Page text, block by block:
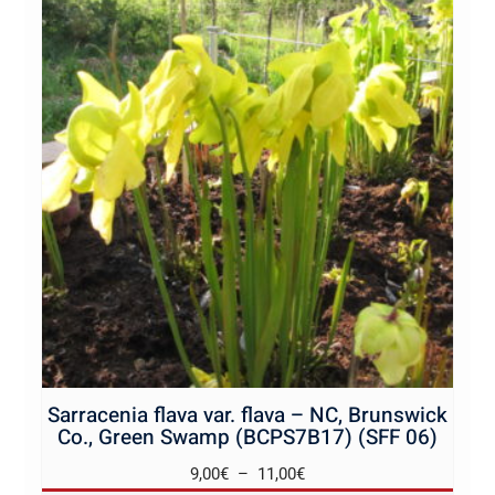
Sarracenia flava var. flava – NC, Brunswick
Co., Green Swamp (BCPS7B17) (SFF 06)
9,00€ – 11,00€Plage